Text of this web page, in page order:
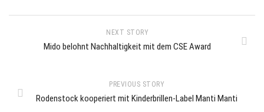
NEXT STORY
Mido belohnt Nachhaltigkeit mit dem CSE Award
PREVIOUS STORY
Rodenstock kooperiert mit Kinderbrillen-Label Manti Manti